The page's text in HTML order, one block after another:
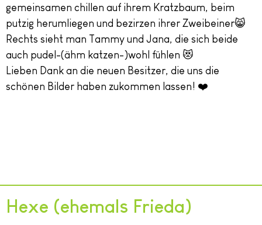
gemeinsamen chillen auf ihrem Kratzbaum, beim
putzig herumliegen und bezirzen ihrer Zweibeiner😸
Rechts sieht man Tammy und Jana, die sich beide
auch pudel-(ähm katzen-)wohl fühlen 😻
Lieben Dank an die neuen Besitzer, die uns die
schönen Bilder haben zukommen lassen! ❤️
Hexe (ehemals Frieda)